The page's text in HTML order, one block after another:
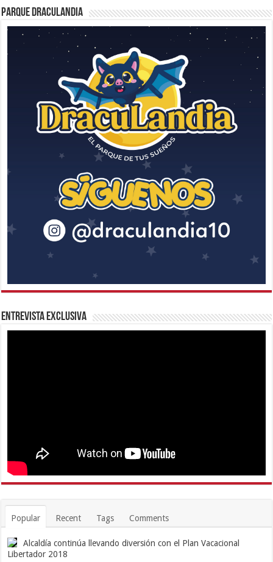
Parque Draculandia
Entrevista Exclusiva
Popular Recent Tags Comments
Alcaldía continúa llevando diversión con el Plan Vacacional
Libertador 2018